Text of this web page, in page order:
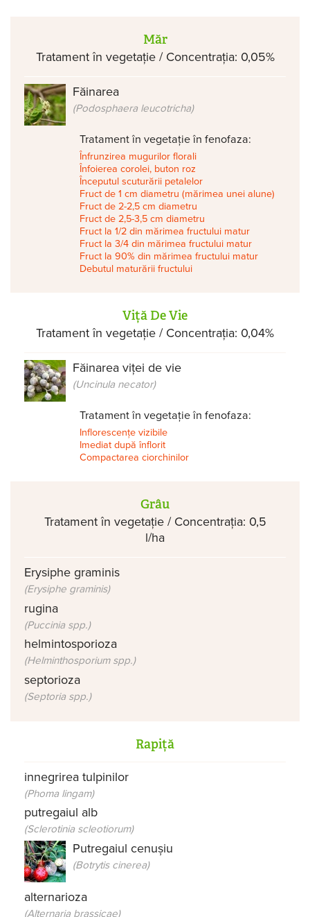
Măr
Tratament în vegetație / Concentrația: 0,05%
Făinarea
(Podosphaera leucotricha)
Tratament în vegetație în fenofaza:
Înfrunzirea mugurilor florali
Înfoierea corolei, buton roz
Începutul scuturării petalelor
Fruct de 1 cm diametru (mărimea unei alune)
Fruct de 2-2,5 cm diametru
Fruct de 2,5-3,5 cm diametru
Fruct la 1/2 din mărimea fructului matur
Fruct la 3/4 din mărimea fructului matur
Fruct la 90% din mărimea fructului matur
Debutul maturării fructului
Viță De Vie
Tratament în vegetație / Concentrația: 0,04%
Făinarea viței de vie
(Uncinula necator)
Tratament în vegetație în fenofaza:
Inflorescențe vizibile
Imediat după înflorit
Compactarea ciorchinilor
Grâu
Tratament în vegetație / Concentrația: 0,5
l/ha
Erysiphe graminis
(Erysiphe graminis)
rugina
(Puccinia spp.)
helmintosporioza
(Helminthosporium spp.)
septorioza
(Septoria spp.)
Rapiță
innegrirea tulpinilor
(Phoma lingam)
putregaiul alb
(Sclerotinia scleotiorum)
Putregaiul cenușiu
(Botrytis cinerea)
alternarioza
(Alternaria brassicae)